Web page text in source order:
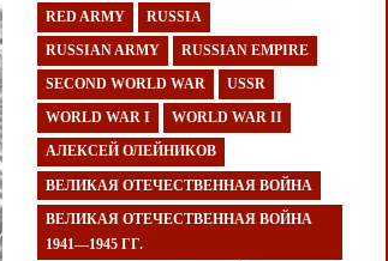
RED ARMY RUSSIA
RUSSIAN ARMY RUSSIAN EMPIRE
SECOND WORLD WAR USSR
WORLD WAR I WORLD WAR II
АЛЕКСЕЙ ОЛЕЙНИКОВ
ВЕЛИКАЯ ОТЕЧЕСТВЕННАЯ ВОЙНА
ВЕЛИКАЯ ОТЕЧЕСТВЕННАЯ ВОЙНА
1941—1945 ГГ.